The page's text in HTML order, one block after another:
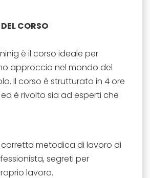
CORSO
è il corso ideale per
approccio nel mondo del
Il corso è strutturato in 4 ore
è rivolto sia ad esperti che
corretta metodica di lavoro di
segreti per
lavoro.